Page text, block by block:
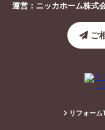
運営：ニッカホーム株式
ご
リフォーム